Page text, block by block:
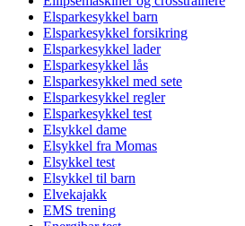
Elsparkesykkel barn
Elsparkesykkel forsikring
Elsparkesykkel lader
Elsparkesykkel lås
Elsparkesykkel med sete
Elsparkesykkel regler
Elsparkesykkel test
Elsykkel dame
Elsykkel fra Momas
Elsykkel test
Elsykkel til barn
Elvekajakk
EMS trening